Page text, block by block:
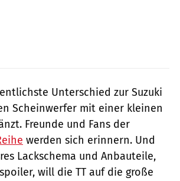
Unterschied zur Suzuki
Scheinwerfer mit einer kleinen
Freunde und Fans der
werden sich erinnern. Und
Lackschema und Anbauteile,
will die TT auf die große